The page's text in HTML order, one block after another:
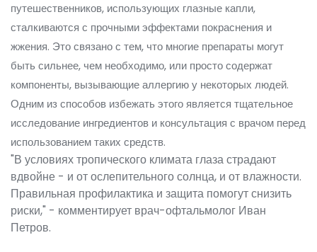
путешественников, использующих глазные капли,
сталкиваются с прочными эффектами покраснения и
жжения. Это связано с тем, что многие препараты могут
быть сильнее, чем необходимо, или просто содержат
компоненты, вызывающие аллергию у некоторых людей.
Одним из способов избежать этого является тщательное
исследование ингредиентов и консультация с врачом перед
использованием таких средств.
"В условиях тропического климата глаза страдают
вдвойне - и от ослепительного солнца, и от влажности.
Правильная профилактика и защита помогут снизить
риски," - комментирует врач-офтальмолог Иван
Петров.